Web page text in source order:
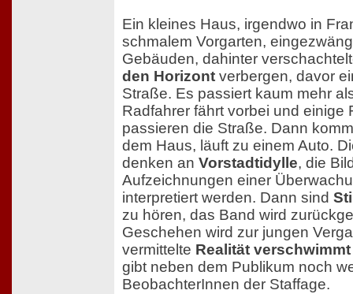
Ein kleines Haus, irgendwo in
schmalem Vorgarten,
Gebäuden, dahinter
den Horizont verbergen, davor
Straße. Es passiert kaum mehr
Radfahrer fährt vorbei und einige
passieren die Straße. Dann
dem Haus, läuft zu einem Auto.
denken an Vorstadtidylle, die
Aufzeichnungen einer
interpretiert werden. Dann sind
zu hören, das Band wird
Geschehen wird zur jungen
vermittelte Realität
gibt neben dem Publikum noch
BeobachterInnen der Staffage.